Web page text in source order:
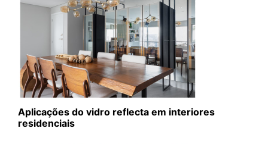
Aplicações do vidro reflecta em interiores
residenciais